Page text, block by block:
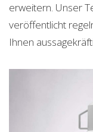
erweitern. Unser
veröffentlicht
Ihnen